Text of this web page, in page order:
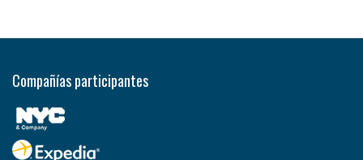
Compañías participantes